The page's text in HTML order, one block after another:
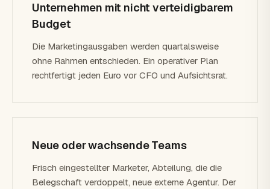
Unternehmen mit nicht verteidigbarem
Budget
Die Marketingausgaben werden quartalsweise
ohne Rahmen entschieden. Ein operativer Plan
rechtfertigt jeden Euro vor CFO und Aufsichtsrat.
Neue oder wachsende Teams
Frisch eingestellter Marketer, Abteilung, die die
Belegschaft verdoppelt, neue externe Agentur. Der